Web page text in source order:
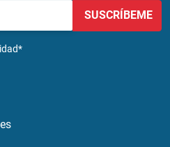
SUSCRÍBEME